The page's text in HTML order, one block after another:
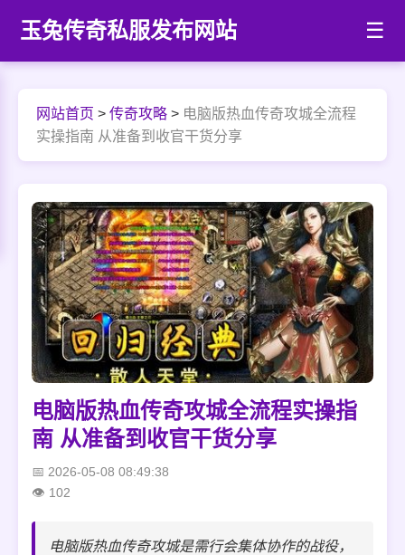
玉兔传奇私服发布网站 ☰
网站首页 > 传奇攻略 > 电脑版热血传奇攻城全流程
实操指南 从准备到收官干货分享
电脑版热血传奇攻城全流程实操指
南 从准备到收官干货分享
2026-05-08 08:49:38
102
电脑版热血传奇攻城是需行会集体协作的战役，